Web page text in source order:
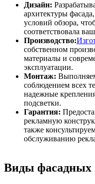
Дизайн:
архитектуры
условий обзора,
соответствовала
Производство:
собственном
материалы и
эксплуатации.
Монтаж:
соблюдением всех
надежные
подсветки.
Гарантия:
рекламную
также
обслуживанию
Виды фасадных